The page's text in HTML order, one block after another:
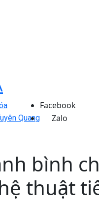
Quang
Facebook
Zalo
bình
thuật